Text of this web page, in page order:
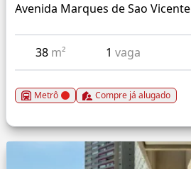
Avenida Marques de Sao Vicente
38 m² 1 vaga
Metrô Compre já alugado